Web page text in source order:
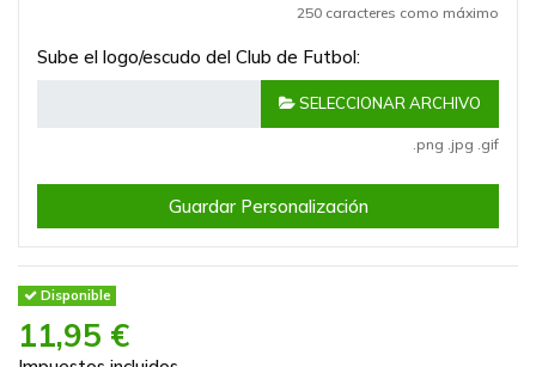
250 caracteres como máximo
Sube el logo/escudo del Club de Futbol:
SELECCIONAR ARCHIVO
.png .jpg .gif
Guardar Personalización
Disponible
11,95 €